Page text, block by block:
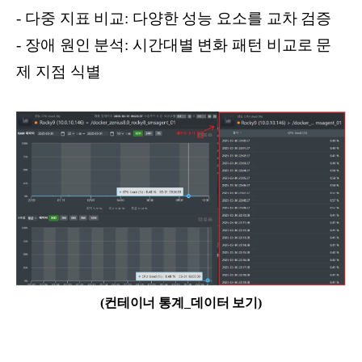
- 다중 지표 비교: 다양한 성능 요소를 교차 검증
- 장애 원인 분석: 시간대별 변화 패턴 비교로 문
제 지점 식별
(컨테이너 통계_데이터 보기)